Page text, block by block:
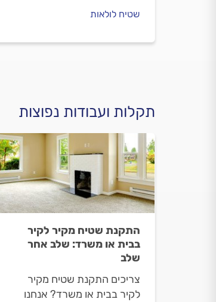
שטיח לולאות
תקלות ועבודות נפוצות
התקנת שטיח מקיר לקיר
בבית או משרד: שלב אחר
שלב
צריכים התקנת שטיח מקיר
לקיר בבית או משרד? אנחנו